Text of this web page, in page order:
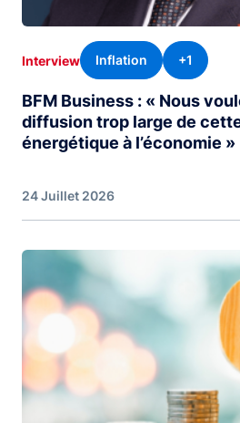
Interview Inflation +1
BFM Business : « Nous
diffusion trop large de
énergétique à l’économie »
24 Juillet 2026
Image